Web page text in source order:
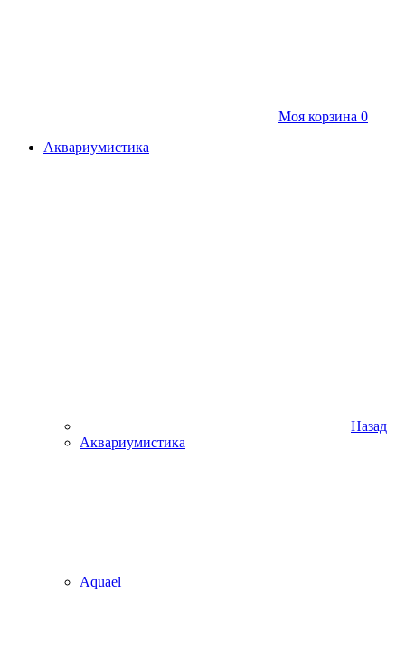
Моя корзина 0
Аквариумистика
Назад
Аквариумистика
Aquael